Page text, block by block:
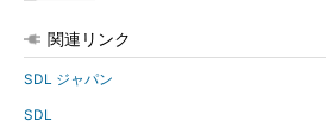
関連リンク
SDL ジャパン
SDL